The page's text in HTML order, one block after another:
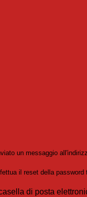
un messaggio
il reset della password
di posta